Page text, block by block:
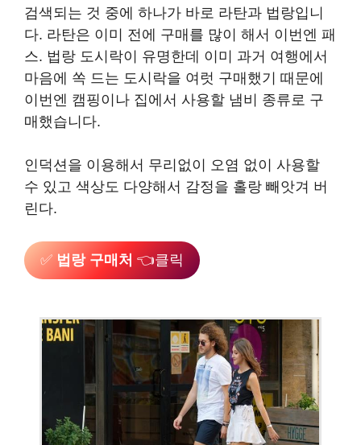
검색되는 것 중에 하나가 바로 라탄과 법랑입니
다. 라탄은 이미 전에 구매를 많이 해서 이번엔 패
스. 법랑 도시락이 유명한데 이미 과거 여행에서
마음에 쏙 드는 도시락을 여럿 구매했기 때문에
이번엔 캠핑이나 집에서 사용할 냄비 종류로 구
매했습니다.
인덕션을 이용해서 무리없이 오염 없이 사용할
수 있고 색상도 다양해서 감정을 홀랑 빼앗겨 버
린다.
✅ 법랑 구매처 👈클릭